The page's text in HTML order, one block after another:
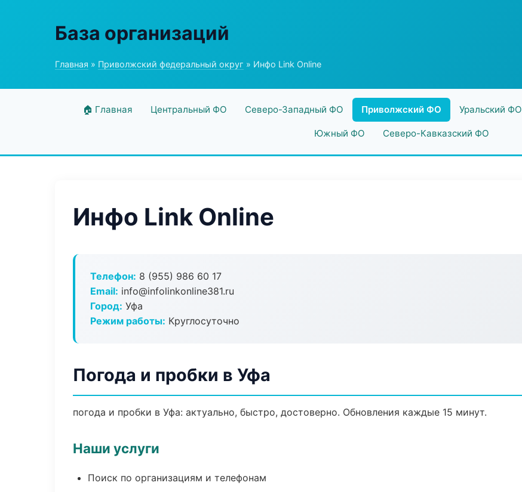
База организаций
Главная » Приволжский федеральный округ » Инфо Link Online
🏠 Главная Центральный ФО Северо-Западный ФО Приволжский ФО Уральский ФО
Южный ФО Северо-Кавказский ФО
Инфо Link Online
Телефон: 8 (955) 986 60 17
Email: info@infolinkonline381.ru
Город: Уфа
Режим работы: Круглосуточно
Погода и пробки в Уфа
погода и пробки в Уфа: актуально, быстро, достоверно. Обновления каждые 15 минут.
Наши услуги
Поиск по организациям и телефонам